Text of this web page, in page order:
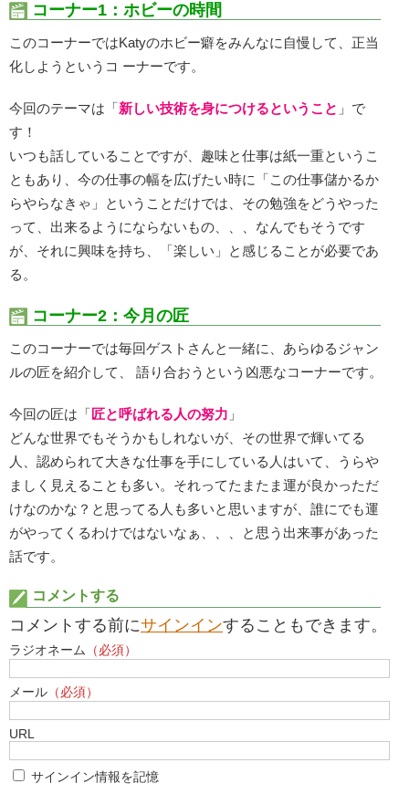
コーナー1：ホビーの時間
このコーナーではKatyのホビー癖をみんなに自慢して、正当
化しようというコ ーナーです。
今回のテーマは「新しい技術を身につけるということ 」で
す！
いつも話していることですが、趣味と仕事は紙一重というこ
ともあり、今の仕事の幅を広げたい時に「この仕事儲かるか
らやらなきゃ」ということだけでは、その勉強をどうやった
って、出来るようにならないもの、、、なんでもそうです
が、それに興味を持ち、「楽しい」と感じることが必要であ
る。
コーナー2：今月の匠
このコーナーでは毎回ゲストさんと一緒に、あらゆるジャン
ルの匠を紹介して、 語り合おうという凶悪なコーナーです。
今回の匠は「匠と呼ばれる人の努力 」
どんな世界でもそうかもしれないが、その世界で輝いてる
人、認められて大きな仕事を手にしている人はいて、うらや
ましく見えることも多い。それってたまたま運が良かっただ
けなのかな？と思ってる人も多いと思いますが、誰にでも運
がやってくるわけではないなぁ、、、と思う出来事があった
話です。
コメントする
コメントする前にサインインすることもできます。
ラジオネーム （必須）
メール （必須）
URL
サインイン情報を記憶